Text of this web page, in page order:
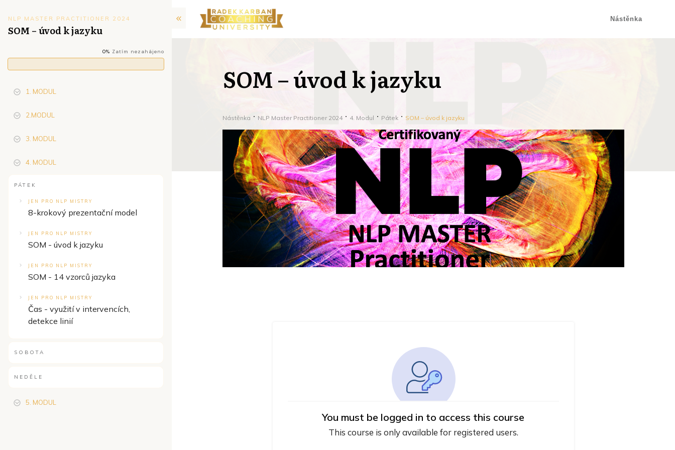
Nástěnka
SOM – úvod k jazyku
Nástěnka NLP Master Practitioner 2024 4. Modul Pátek SOM – úvod k jazyku
You must be logged in to access this course
This course is only available for registered users.
NLP MASTER PRACTITIONER 2024
SOM – úvod k jazyku
0% Zatím nezahájeno
1. MODUL
2.MODUL
3. MODUL
4. MODUL
PÁTEK
JEN PRO NLP MISTRY
8-krokový prezentační model
JEN PRO NLP MISTRY
SOM - úvod k jazyku
JEN PRO NLP MISTRY
SOM - 14 vzorců jazyka
JEN PRO NLP MISTRY
Čas - využití v intervencích,
detekce linií
SOBOTA
NEDĚLE
5. MODUL